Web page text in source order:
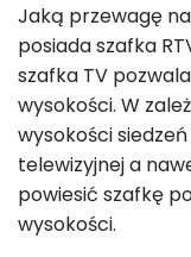
Jaką przewagę
posiada szafka
szafka TV
wysokości. W
wysokości
telewizyjnej a
powiesić szafkę
wysokości.